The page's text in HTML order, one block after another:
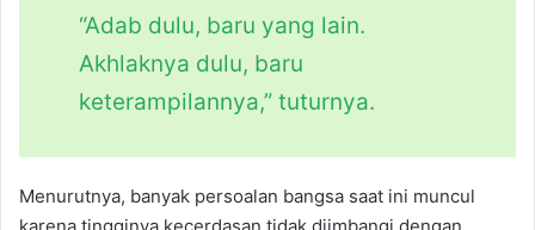
“Adab dulu, baru yang lain.
Akhlaknya dulu, baru
keterampilannya,” tuturnya.
Menurutnya, banyak persoalan bangsa saat ini muncul